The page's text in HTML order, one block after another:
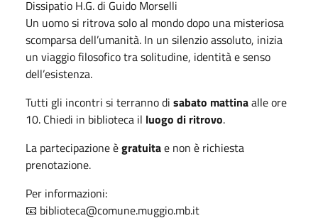
Dissipatio H.G. di Guido Morselli
Un uomo si ritrova solo al mondo dopo una misteriosa
scomparsa dell’umanità. In un silenzio assoluto, inizia
un viaggio filosofico tra solitudine, identità e senso
dell’esistenza.
Tutti gli incontri si terranno di sabato mattinaalle ore
10. Chiedi in biblioteca il luogo di ritrovo.
La partecipazione ègratuitae non è richiesta
prenotazione.
Per informazioni:
📧 biblioteca@comune.muggio.mb.it